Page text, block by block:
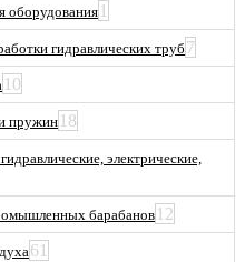
оборудования 1
гидравлических труб7
10
пружин 18
электрические,
барабанов 12
61